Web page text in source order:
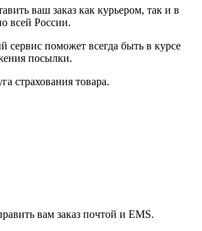
ваш заказ как курьером, так и в
всей России.
сервис поможет всегда быть в курсе
посылки.
страхования товара.
вам заказ почтой и EMS.